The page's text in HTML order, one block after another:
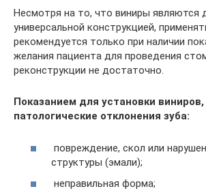
Несмотря на то, что виниры являются
универсальной конструкцией,
рекомендуется только при наличии
желания пациента для проведения
реконструкции не достаточно.
Показанием для установки
патологические отклонения зуба:
повреждение, скол или
структуры (эмали);
неправильная форма;